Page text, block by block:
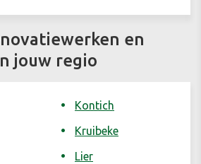
en
jouw regio
Kontich
Kruibeke
Lier